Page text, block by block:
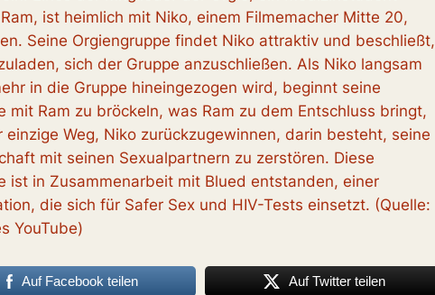
ist heimlich mit Niko, einem Filmemacher Mitte 20,
Seine Orgiengruppe findet Niko attraktiv und beschließt,
sich der Gruppe anzuschließen. Als Niko langsam
in die Gruppe hineingezogen wird, beginnt seine
mit Ram zu bröckeln, was Ram zu dem Entschluss bringt,
einzige Weg, Niko zurückzugewinnen, darin besteht, seine
mit seinen Sexualpartnern zu zerstören. Diese
ist in Zusammenarbeit mit Blued entstanden, einer
die sich für Safer Sex und HIV-Tests einsetzt. (Quelle:
YouTube)
Auf Facebook teilen Auf Twitter teilen